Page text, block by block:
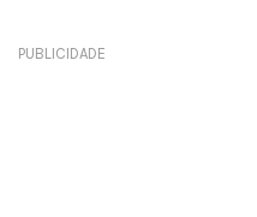
PUBLICIDADE